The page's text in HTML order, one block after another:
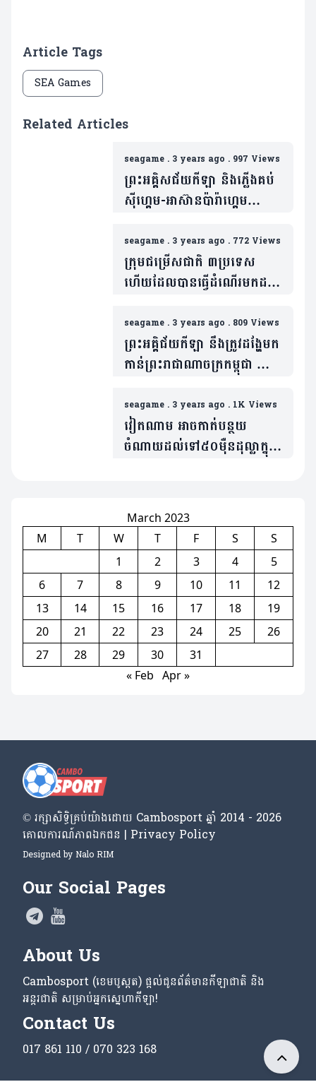
Article Tags
SEA Games
Related Articles
seagame . 3 years ago . 997 Views
ព្រះអគ្គិសជ័យកីឡា និងភ្លើងគប់
ស៊ីហ្គេម-អាស៊ានប៉ារ៉ាហ្គេម
កម្ពុជាវិញហើយ
seagame . 3 years ago . 772 Views
ក្រុមជម្រើសជាតិ ៣ប្រទេស
ហើយដែលបានធ្វើដំណើរមកដល់
seagame . 3 years ago . 809 Views
ព្រះអគ្គិជ័យកីឡា នឹងត្រូវដង្ហែមក
កាន់ព្រះរាជាណាចក្រកម្ពុជា នៅ
seagame . 3 years ago . 1K Views
វៀតណាម អាចកាត់បន្ថយ
ចំណាយដល់ទៅ៥០មុឺនដុល្លាក្នុង
March 2023
M
T W T F S
S
1
2 3 4
5
6
7 8 9 10 11
12
13
14 15 16 17 18
19
20
21 22 23 24 25
26
27
28 29 30
31
« Feb Apr »
© រក្សា​សិទ្ធិ​គ្រប់​យ៉ាង​ដោយ​ Cambosport ឆ្នាំ 2014 - 2026
គោលការណ៍​ភាព​ឯកជន | Privacy Policy
Designed by Nalo RIM
Our Social Pages
About Us
Cambosport (ខេមបូស្ពត) ផ្តល់ជូនព័ត៌មានកីឡាជាតិ និង
អន្តរជាតិ សម្រាប់អ្នកស្នេហាកីឡា!
Contact Us
017 861 110 / 070 323 168